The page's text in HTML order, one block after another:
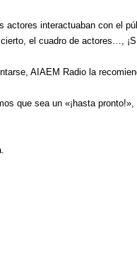
interactuaban con el
el cuadro de actores…,
AIAEM Radio la
que sea un «¡hasta